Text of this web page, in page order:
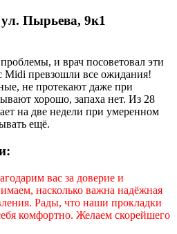
Пырьева, 9к1
и врач посоветовал эти
Midi превзошли все ожидания!
не протекают даже при
хорошо, запаха нет. Из 28
на две недели при умеренном
ещё.
вас за доверие и
насколько важна надёжная
Рады, что наши прокладки
комфортно. Желаем скорейшего